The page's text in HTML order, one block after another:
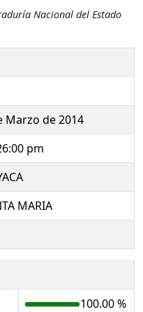
Nacional del Estado
Marzo de 2014
pm
MARIA
100.00 %